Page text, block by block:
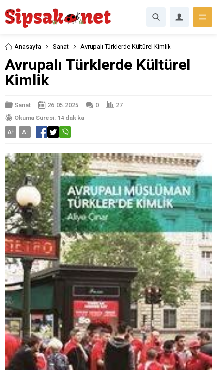
Anasayfa Sanat Avrupalı Türklerde Kültürel Kimlik
Avrupalı Türklerde Kültürel
Kimlik
Sanat 26.05.2025 0
27
Okuma Süresi: 14 dakika
A+ A-